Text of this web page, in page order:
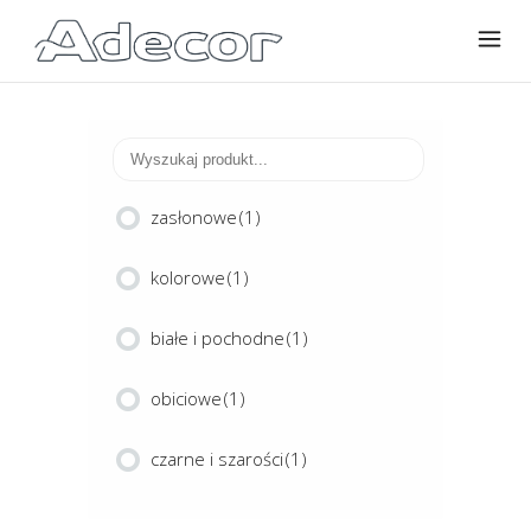
zasłonowe(1)
kolorowe(1)
białe i pochodne(1)
obiciowe(1)
czarne i szarości(1)